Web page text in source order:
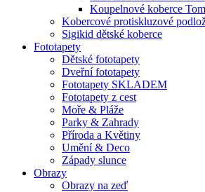
Koupelnové koberce
Kobercové protiskluzové
Sigikid dětské koberce
Fototapety
Dětské fototapety
Dveřní fototapety
Fototapety SKLADEM
Fototapety z cest
Moře & Pláže
Parky & Zahrady
Příroda a Květiny
Umění & Deco
Západy slunce
Obrazy
Obrazy na zeď